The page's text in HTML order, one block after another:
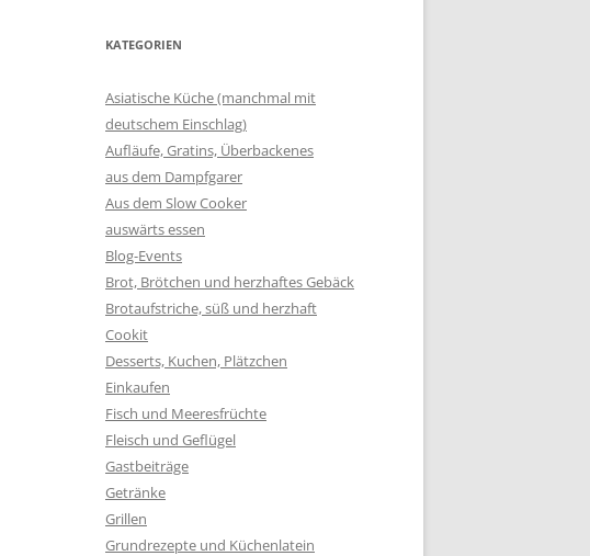
KATEGORIEN
Asiatische Küche (manchmal mit
deutschem Einschlag)
Aufläufe, Gratins, Überbackenes
aus dem Dampfgarer
Aus dem Slow Cooker
auswärts essen
Blog-Events
Brot, Brötchen und herzhaftes Gebäck
Brotaufstriche, süß und herzhaft
Cookit
Desserts, Kuchen, Plätzchen
Einkaufen
Fisch und Meeresfrüchte
Fleisch und Geflügel
Gastbeiträge
Getränke
Grillen
Grundrezepte und Küchenlatein